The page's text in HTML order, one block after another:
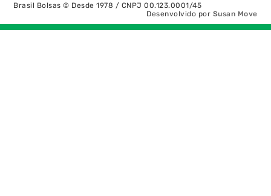
Brasil Bolsas © Desde 1978 / CNPJ 00.123.0001/45
Desenvolvido por Susan Move